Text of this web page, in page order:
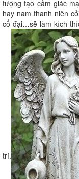
tượng tạo cảm giác
hay nam thanh niên
cổ đại…sẽ làm kích
trí.